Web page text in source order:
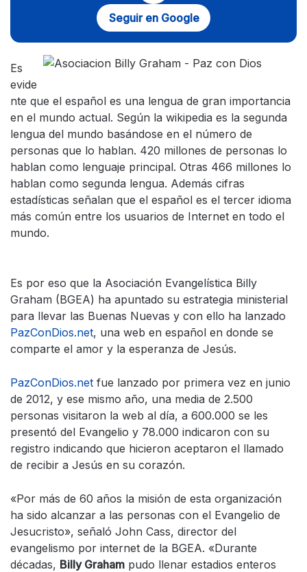
Seguir en Google
Es
evide
nte que el español es una lengua de gran importancia
en el mundo actual. Según la wikipedia es la segunda
lengua del mundo basándose en el número de
personas que lo hablan. 420 millones de personas lo
hablan como lenguaje principal. Otras 466 millones lo
hablan como segunda lengua. Además cifras
estadísticas señalan que el español es el tercer idioma
más común entre los usuarios de Internet en todo el
mundo.
Es por eso que la Asociación Evangelística Billy
Graham (BGEA) ha apuntado su estrategia ministerial
para llevar las Buenas Nuevas y con ello ha lanzado
PazConDios.net, una web en español en donde se
comparte el amor y la esperanza de Jesús.
PazConDios.net fue lanzado por primera vez en junio
de 2012, y ese mismo año, una media de 2.500
personas visitaron la web al día, a 600.000 se les
presentó del Evangelio y 78.000 indicaron con su
registro indicando que hicieron aceptaron el llamado
de recibir a Jesús en su corazón.
«Por más de 60 años la misión de esta organización
ha sido alcanzar a las personas con el Evangelio de
Jesucristo», señaló John Cass, director del
evangelismo por internet de la BGEA. «Durante
décadas, Billy Graham pudo llenar estadios enteros